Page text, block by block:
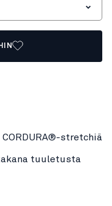
stretchiä
tuuletusta